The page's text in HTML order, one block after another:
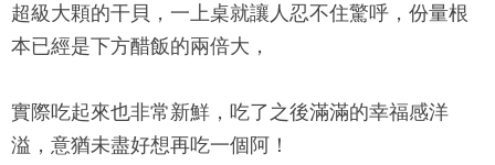
超級大顆的干貝，一上桌就讓人忍不住驚呼，份量根
本已經是下方醋飯的兩倍大，
實際吃起來也非常新鮮，吃了之後滿滿的幸福感洋
溢，意猶未盡好想再吃一個阿！